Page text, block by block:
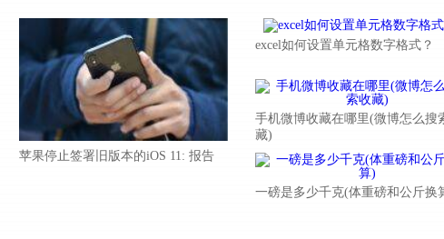
苹果停止签署旧版本的iOS 11: 报告
excel如何设置单元格数字格式？
手机微博收藏在哪里(微博怎么搜
藏)
一磅是多少千克(体重磅和公斤换